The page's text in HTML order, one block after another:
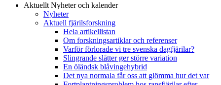
Aktuellt Nyheter och kalender
Nyheter
Aktuell fjärilsforskning
Hela artikellistan
Om forskningsartiklar och referenser
Varför förlorade vi tre svenska dagfjärilar?
Slingrande slåtter ger större variation
En öländsk blåvingehybrid
Det nya normala får oss att glömma hur det var